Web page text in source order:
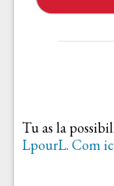
Tu as la
LpourL. Com